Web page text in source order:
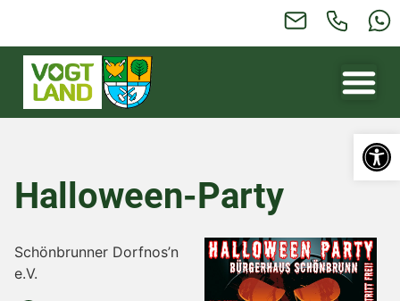
Halloween-Party
Schönbrunner Dorfnos’n
e.V.